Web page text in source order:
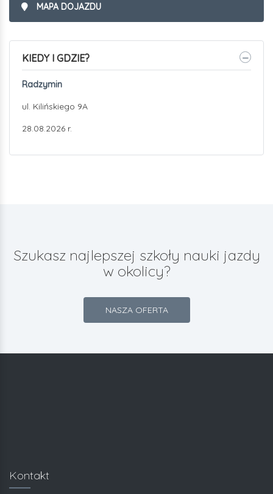
MAPA DOJAZDU
KIEDY I GDZIE?
Radzymin
ul. Kilińskiego 9A
28.08.2026 r.
Szukasz najlepszej szkoły nauki jazdy
w okolicy?
NASZA OFERTA
Kontakt